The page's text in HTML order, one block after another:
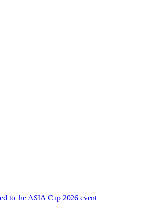
to the ASIA Cup 2026 event